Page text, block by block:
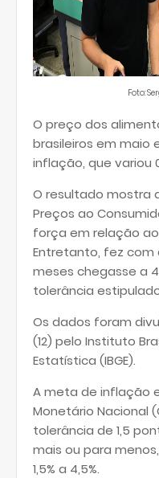
Foto:
O preço dos
brasileiros em maio
inflação, que variou
O resultado mostra
Preços ao
força em relação
Entretanto, fez com
meses chegasse a
tolerância
Os dados foram
(12) pelo Instituto
Estatística (IBGE).
A meta de inflação
Monetário Nacional
tolerância de 1,5
mais ou para
1,5% a 4,5%.